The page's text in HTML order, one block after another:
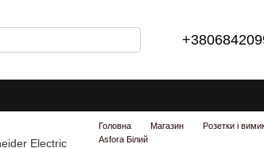
Головна Магазин Розетки і
Asfora Білий